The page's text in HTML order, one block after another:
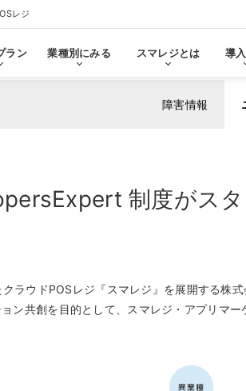
レジ
拡張機能・
外部システム連携
スマレジ・タイムカード連携
ラン
プレミアム
業種別にみる
クリニック・薬局で使う
スマレジとは
とは スマレジが選
導
クリニック・薬局
池袋ショールーム 名
障害情報
制度がス
ラウドPOSレジ『スマレジ』を展開する株
ン共創を目的として、スマレジ・アプリマ